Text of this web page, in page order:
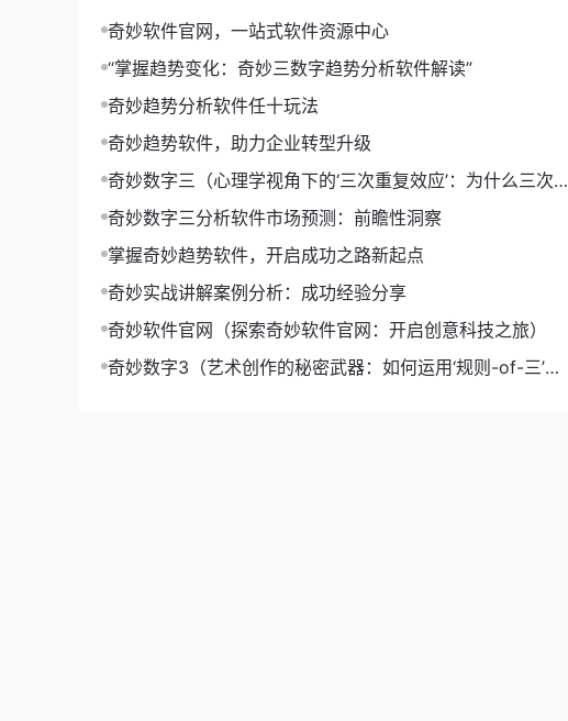
奇妙软件官网，一站式软件资源中心
“掌握趋势变化：奇妙三数字趋势分析软件解读”
奇妙趋势分析软件任十玩法
奇妙趋势软件，助力企业转型升级
奇妙数字三（心理学视角下的‘三次重复效应’：为什么三次是
形成记忆的关键）
奇妙数字三分析软件市场预测：前瞻性洞察
掌握奇妙趋势软件，开启成功之路新起点
奇妙实战讲解案例分析：成功经验分享
奇妙软件官网（探索奇妙软件官网：开启创意科技之旅）
奇妙数字3（艺术创作的秘密武器：如何运用‘规则-of-三’提